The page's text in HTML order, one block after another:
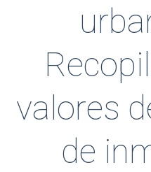
valores
de